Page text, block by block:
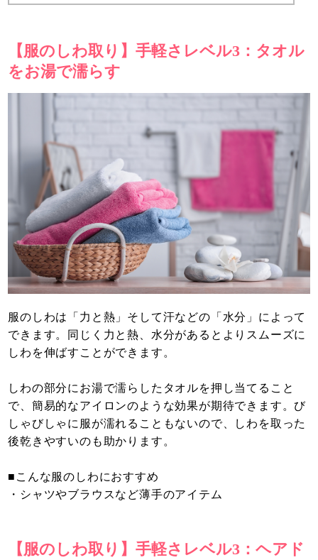
【服のしわ取り】手軽さレベル3：タオル
をお湯で濡らす
服のしわは「力と熱」そして汗などの「水分」によって
できます。同じく力と熱、水分があるとよりスムーズに
しわを伸ばすことができます。
しわの部分にお湯で濡らしたタオルを押し当てること
で、簡易的なアイロンのような効果が期待できます。び
しゃびしゃに服が濡れることもないので、しわを取った
後乾きやすいのも助かります。
■こんな服のしわにおすすめ
・シャツやブラウスなど薄手のアイテム
【服のしわ取り】手軽さレベル3：ヘアド